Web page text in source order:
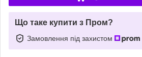
Що таке купити з Пром?
Замовлення під захистом